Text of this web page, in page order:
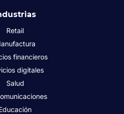
Retail
financieros
digitales
Salud